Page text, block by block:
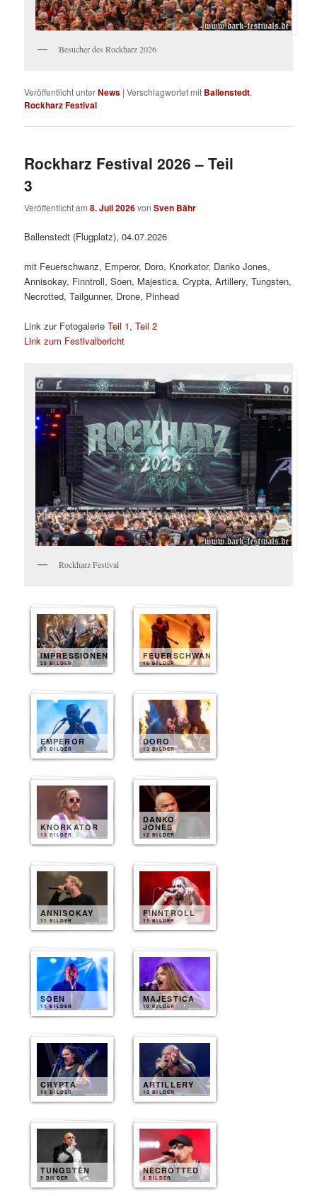
Besucher des Rockharz 2026
Veröffentlicht unterNews |Verschlagwortet mit Ballenstedt,
Rockharz Festival
Rockharz Festival 2026 – Teil
3
Veröffentlicht am8. Juli 2026vonSven Bähr
Ballenstedt (Flugplatz), 04.07.2026
mit Feuerschwanz, Emperor, Doro, Knorkator, Danko Jones,
Annisokay, Finntroll, Soen, Majestica, Crypta, Artillery, Tungsten,
Necrotted, Tailgunner, Drone, Pinhead
Link zur FotogalerieTeil 1,Teil 2
Link zum Festivalbericht
Rockharz Festival
IMPRESSIONEN
20 BILDER
FEUERSCHWANZ
15 BILDER
EMPEROR
10 BILDER
DORO
13 BILDER
KNORKATOR
13 BILDER
DANKO
JONES
12 BILDER
ANNISOKAY
11 BILDER
FINNTROLL
11 BILDER
SOEN
11 BILDER
MAJESTICA
10 BILDER
CRYPTA
10 BILDER
ARTILLERY
10 BILDER
TUNGSTEN
9 BILDER
NECROTTED
8 BILDER